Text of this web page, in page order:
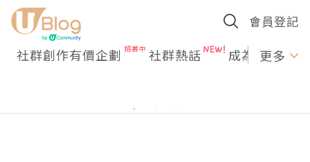
會員登記
社群創作有價企劃 社群熱話 成為U更多